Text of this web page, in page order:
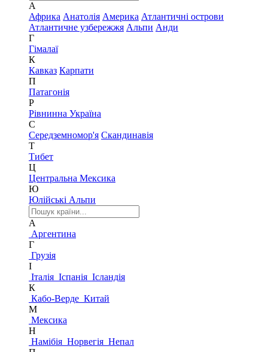
А
Африка Анатолія Америка Атлантичні острови
Атлантичне узбережжя Альпи Анди
Г
Гімалаї
К
Кавказ Карпати
П
Патагонія
Р
Рівнинна Україна
С
Середземномор'я Скандинавія
Т
Тибет
Ц
Центральна Мексика
Ю
Юлійські Альпи
А
Аргентина
Г
Грузія
І
Італія Іспанія Ісландія
К
Кабо-Верде Китай
М
Мексика
Н
Намібія Норвегія Непал